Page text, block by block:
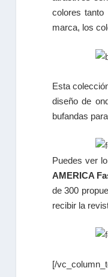
colores
marca, los
Esta
diseño de
bufandas
Puedes ver
AMERICA
de 300
recibir la
[/